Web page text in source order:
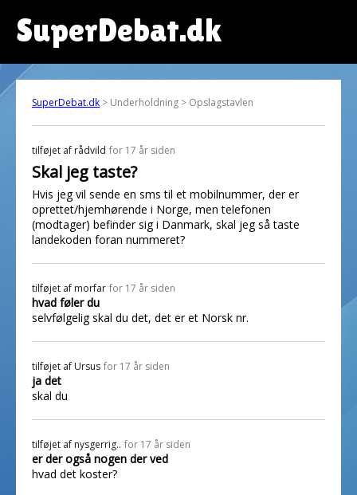
SuperDebat.dk
SuperDebat.dk > Underholdning > Opslagstavlen
tilføjet af rådvild for 17 år siden
Skal jeg taste?
Hvis jeg vil sende en sms til et mobilnummer, der er
oprettet/hjemhørende i Norge, men telefonen
(modtager) befinder sig i Danmark, skal jeg så taste
landekoden foran nummeret?
tilføjet af morfar for 17 år siden
hvad føler du
selvfølgelig skal du det, det er et Norsk nr.
tilføjet af Ursus for 17 år siden
ja det
skal du
tilføjet af nysgerrig.. for 17 år siden
er der også nogen der ved
hvad det koster?